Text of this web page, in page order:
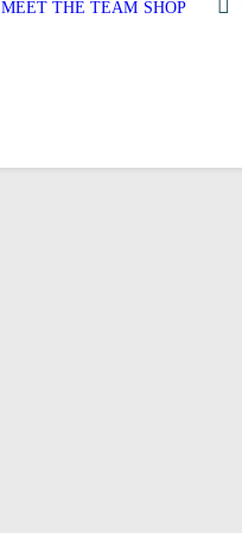
MEET THE TEAM SHOP